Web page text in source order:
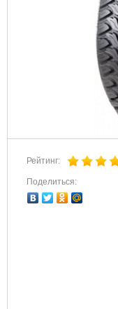
Рейтинг:
Поделиться: